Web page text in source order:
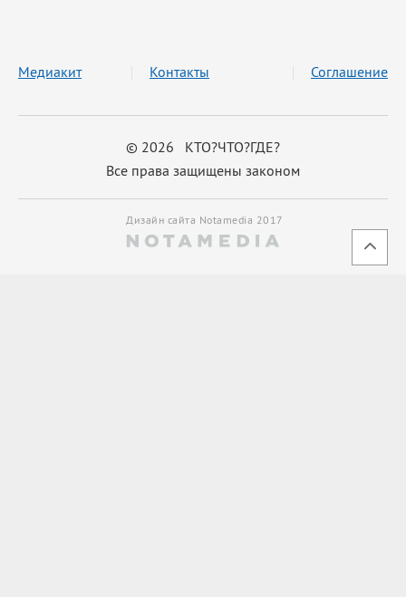
© 2026 КТО?ЧТО?ГДЕ?
Все права защищены законом
Медиакит Контакты Соглашение
Дизайн сайта Notamedia 2017